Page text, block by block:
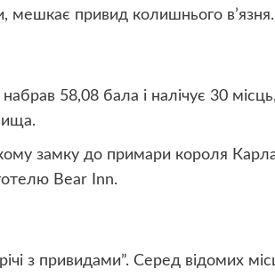
мешкає привид колишнього в’язня.
58,08 бала і налічує 30
замку до примари короля Карла
Bear Inn.
з привидами”. Серед відомих